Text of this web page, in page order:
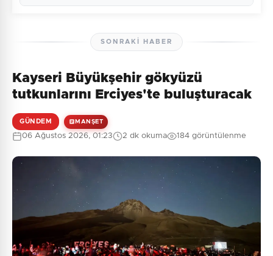
Gönder
Henüz yorum yapılmamış. İlk yorumu siz yapın!
SONRAKI HABER
Kayseri Büyükşehir gökyüzü
tutkunlarını Erciyes'te buluşturacak
GÜNDEM MANŞET
06 Ağustos 2026, 01:23 2 dk okuma 184 görüntülenme